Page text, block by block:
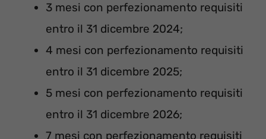
3 mesi con perfezionamento requisiti
entro il 31 dicembre 2024;
4 mesi con perfezionamento requisiti
entro il 31 dicembre 2025;
5 mesi con perfezionamento requisiti
entro il 31 dicembre 2026;
7 mesi con perfezionamento requisiti